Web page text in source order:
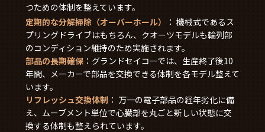
つための体制を整えています。
定期的な分解掃除（オーバーホール）
： 機械式であるス
プリングドライブはもちろん、クオーツモデルも輪列部
のコンディション維持のため実施されます。
部品の長期確保：グランドセイコーでは、生産終了後10
年間、メーカーで部品を交換できる体制を各モデル整えて
います。
リフレッシュ交換体制： 万一の電子部品の経年劣化に備
え、ムーブメント単位で心臓部を丸ごと新しい状態に交
換する体制も整えられています。